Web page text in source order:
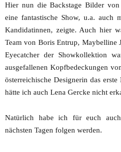
Hier nun die Backstage Bilder
eine fantastische Show, u.a. auch
Kandidatinnen, zeigte. Auch hier
Team von Boris Entrup, Maybelline
Eyecatcher der Showkollektion
ausgefallenen Kopfbedeckungen
österreichische Designerin das
hätte ich auch Lena Gercke nicht
Natürlich habe ich für euch
nächsten Tagen folgen werden.